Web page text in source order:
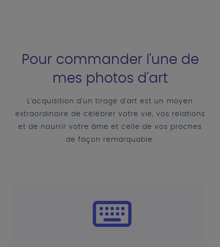
Pour commander l'une de
mes photos d'art
L'acquisition d'un tirage d'art est un moyen
extraordinaire de célébrer votre vie, vos relations
et de nourrir votre âme et celle de vos proches
de façon remarquable.